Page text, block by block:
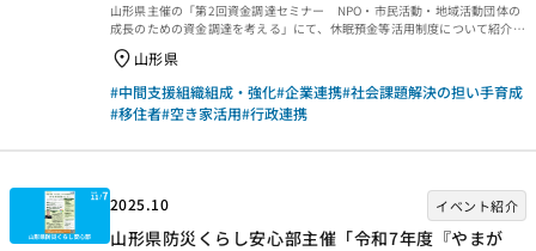
山形県主催の「第2回資金調達セミナー NPO・市民活動・地域活動団体の
成長のための資金調達を考える」にて、休眠預金等活用制度について紹介し
ます。山形県での活用事例「山形の暮らしとなりわいスケダチプロジェク
ト」の事例紹介もあります。休眠預金等活用制度にご関心のある方はぜひご
参加をご検討ください。 第2回資金調達セミナー NPO・市民活動・地域活
動団体の成長のための資金調達を考える～やまがた社会貢献基金・休眠預金
の活用事例から～ NPO・市民活動・地域活動団体の成長には資金がカギ。
金調達のノウハウと成功事例を紹介します 。 ★リア...
山形県
#中間支援組織組成・強化#企業連携#社会課題解決の担い手育成
#移住者#空き家活用#行政連携
2025.10 イベント紹介
山形県防災くらし安心部主催「令和7年度『やまが